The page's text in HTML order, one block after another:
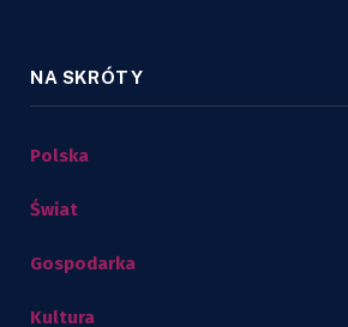
NA SKRÓTY
Polska
Świat
Gospodarka
Kultura